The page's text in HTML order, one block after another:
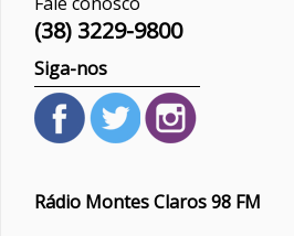
(38) 3229-9800
Siga-nos
Rádio Montes Claros 98 FM